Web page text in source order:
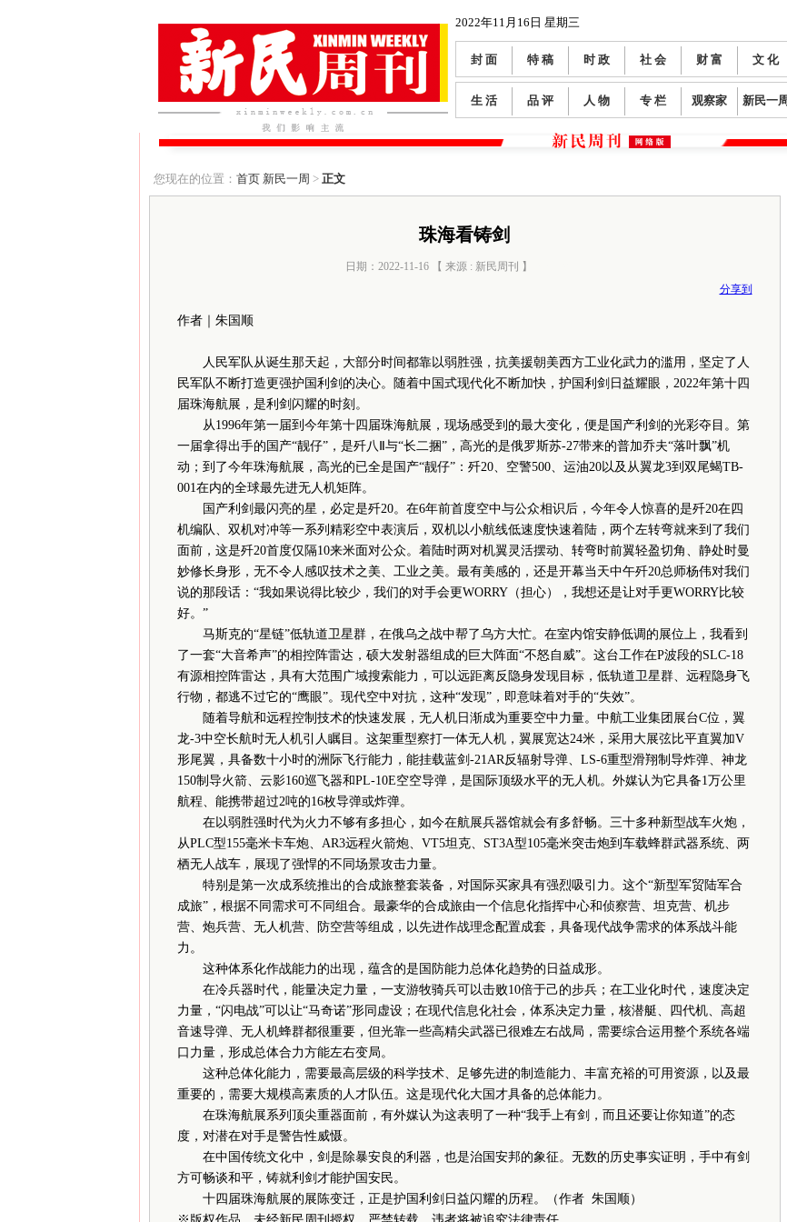
2022年11月16日 星期三
封 面 特 稿 时 政 社 会 财 富 文 化
生 活 品 评 人 物 专 栏 观察家 新民一周
您现在的位置： 首页 新民一周 > 正文
珠海看铸剑
日期：2022-11-16 【 来源 : 新民周刊 】
分享到
作者｜朱国顺
人民军队从诞生那天起，大部分时间都靠以弱胜强，抗美援朝美西方工业化武力的滥用，坚定了人
民军队不断打造更强护国利剑的决心。随着中国式现代化不断加快，护国利剑日益耀眼，2022年第十四
届珠海航展，是利剑闪耀的时刻。
从1996年第一届到今年第十四届珠海航展，现场感受到的最大变化，便是国产利剑的光彩夺目。第
一届拿得出手的国产“靓仔”，是歼八Ⅱ与“长二捆”，高光的是俄罗斯苏-27带来的普加乔夫“落叶飘”机
动；到了今年珠海航展，高光的已全是国产“靓仔”：歼20、空警500、运油20以及从翼龙3到双尾蝎TB-
001在内的全球最先进无人机矩阵。
国产利剑最闪亮的星，必定是歼20。在6年前首度空中与公众相识后，今年令人惊喜的是歼20在四
机编队、双机对冲等一系列精彩空中表演后，双机以小航线低速度快速着陆，两个左转弯就来到了我们
面前，这是歼20首度仅隔10来米面对公众。着陆时两对机翼灵活摆动、转弯时前翼轻盈切角、静处时曼
妙修长身形，无不令人感叹技术之美、工业之美。最有美感的，还是开幕当天中午歼20总师杨伟对我们
说的那段话：“我如果说得比较少，我们的对手会更WORRY（担心），我想还是让对手更WORRY比较
好。”
马斯克的“星链”低轨道卫星群，在俄乌之战中帮了乌方大忙。在室内馆安静低调的展位上，我看到
了一套“大音希声”的相控阵雷达，硕大发射器组成的巨大阵面“不怒自威”。这台工作在P波段的SLC-18
有源相控阵雷达，具有大范围广域搜索能力，可以远距离反隐身发现目标，低轨道卫星群、远程隐身飞
行物，都逃不过它的“鹰眼”。现代空中对抗，这种“发现”，即意味着对手的“失效”。
随着导航和远程控制技术的快速发展，无人机日渐成为重要空中力量。中航工业集团展台C位，翼
龙-3中空长航时无人机引人瞩目。这架重型察打一体无人机，翼展宽达24米，采用大展弦比平直翼加V
形尾翼，具备数十小时的洲际飞行能力，能挂载蓝剑-21AR反辐射导弹、LS-6重型滑翔制导炸弹、神龙
150制导火箭、云影160巡飞器和PL-10E空空导弹，是国际顶级水平的无人机。外媒认为它具备1万公里
航程、能携带超过2吨的16枚导弹或炸弹。
在以弱胜强时代为火力不够有多担心，如今在航展兵器馆就会有多舒畅。三十多种新型战车火炮，
从PLC型155毫米卡车炮、AR3远程火箭炮、VT5坦克、ST3A型105毫米突击炮到车载蜂群武器系统、两
栖无人战车，展现了强悍的不同场景攻击力量。
特别是第一次成系统推出的合成旅整套装备，对国际买家具有强烈吸引力。这个“新型军贸陆军合
成旅”，根据不同需求可不同组合。最豪华的合成旅由一个信息化指挥中心和侦察营、坦克营、机步
营、炮兵营、无人机营、防空营等组成，以先进作战理念配置成套，具备现代战争需求的体系战斗能
力。
这种体系化作战能力的出现，蕴含的是国防能力总体化趋势的日益成形。
在冷兵器时代，能量决定力量，一支游牧骑兵可以击败10倍于己的步兵；在工业化时代，速度决定
力量，“闪电战”可以让“马奇诺”形同虚设；在现代信息化社会，体系决定力量，核潜艇、四代机、高超
音速导弹、无人机蜂群都很重要，但光靠一些高精尖武器已很难左右战局，需要综合运用整个系统各端
口力量，形成总体合力方能左右变局。
这种总体化能力，需要最高层级的科学技术、足够先进的制造能力、丰富充裕的可用资源，以及最
重要的，需要大规模高素质的人才队伍。这是现代化大国才具备的总体能力。
在珠海航展系列顶尖重器面前，有外媒认为这表明了一种“我手上有剑，而且还要让你知道”的态
度，对潜在对手是警告性威慑。
在中国传统文化中，剑是除暴安良的利器，也是治国安邦的象征。无数的历史事实证明，手中有剑
方可畅谈和平，铸就利剑才能护国安民。
十四届珠海航展的展陈变迁，正是护国利剑日益闪耀的历程。（作者 朱国顺）